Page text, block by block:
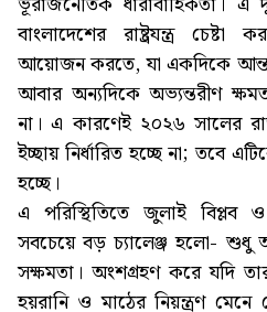
বাংলাদেশের রাষ্ট্রযন্ত্র
আয়োজন করতে, যা একদিকে
আবার অন্যদিকে অভ্যন্তরীণ
না। এ কারণেই ২০২৬ সালের
ইচ্ছায় নির্ধারিত হচ্ছে না; তবে
হচ্ছে।
এ পরিস্থিতিতে জুলাই বিপ্লব
সবচেয়ে বড় চ্যালেঞ্জ হলো- শুধু
সক্ষমতা। অংশগ্রহণ করে যদি
হয়রানি ও মাঠের নিয়ন্ত্রণ মেনে